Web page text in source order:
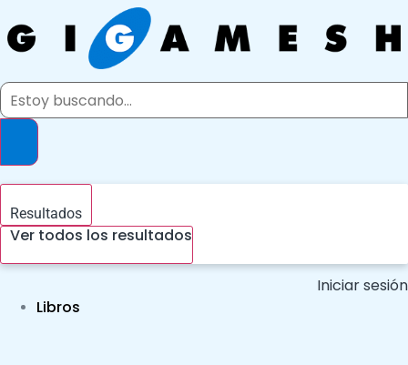
al
contenido
Search
Resultados
Ver todos los resultados
Iniciar sesión
Libros